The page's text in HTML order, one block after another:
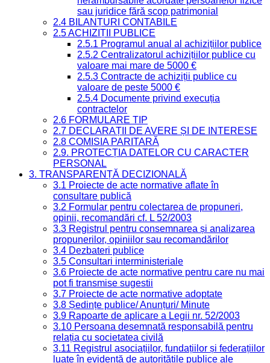
sau juridice fără scop patrimonial
2.4 BILANȚURI CONTABILE
2.5 ACHIZIȚII PUBLICE
2.5.1 Programul anual al achizițiilor publice
2.5.2 Centralizatorul achizițiilor publice cu
valoare mai mare de 5000 €
2.5.3 Contracte de achiziții publice cu
valoare de peste 5000 €
2.5.4 Documente privind execuția
contractelor
2.6 FORMULARE TIP
2.7 DECLARAȚII DE AVERE ȘI DE INTERESE
2.8 COMISIA PARITARĂ
2.9. PROTECȚIA DATELOR CU CARACTER
PERSONAL
3. TRANSPARENȚĂ DECIZIONALĂ
3.1 Proiecte de acte normative aflate în
consultare publică
3.2 Formular pentru colectarea de propuneri,
opinii, recomandări cf. L 52/2003
3.3 Registrul pentru consemnarea și analizarea
propunerilor, opiniilor sau recomandărilor
3.4 Dezbateri publice
3.5 Consultari interministeriale
3.6 Proiecte de acte normative pentru care nu mai
pot fi transmise sugestii
3.7 Proiecte de acte normative adoptate
3.8 Ședințe publice/ Anunțuri/ Minute
3.9 Rapoarte de aplicare a Legii nr. 52/2003
3.10 Persoana desemnată responsabilă pentru
relația cu societatea civilă
3.11 Registrul asociațiilor, fundațiilor și federațiilor
luate în evidență de autoritățile publice ale